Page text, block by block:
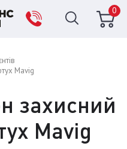
0
Mavig
захисний
Mavig